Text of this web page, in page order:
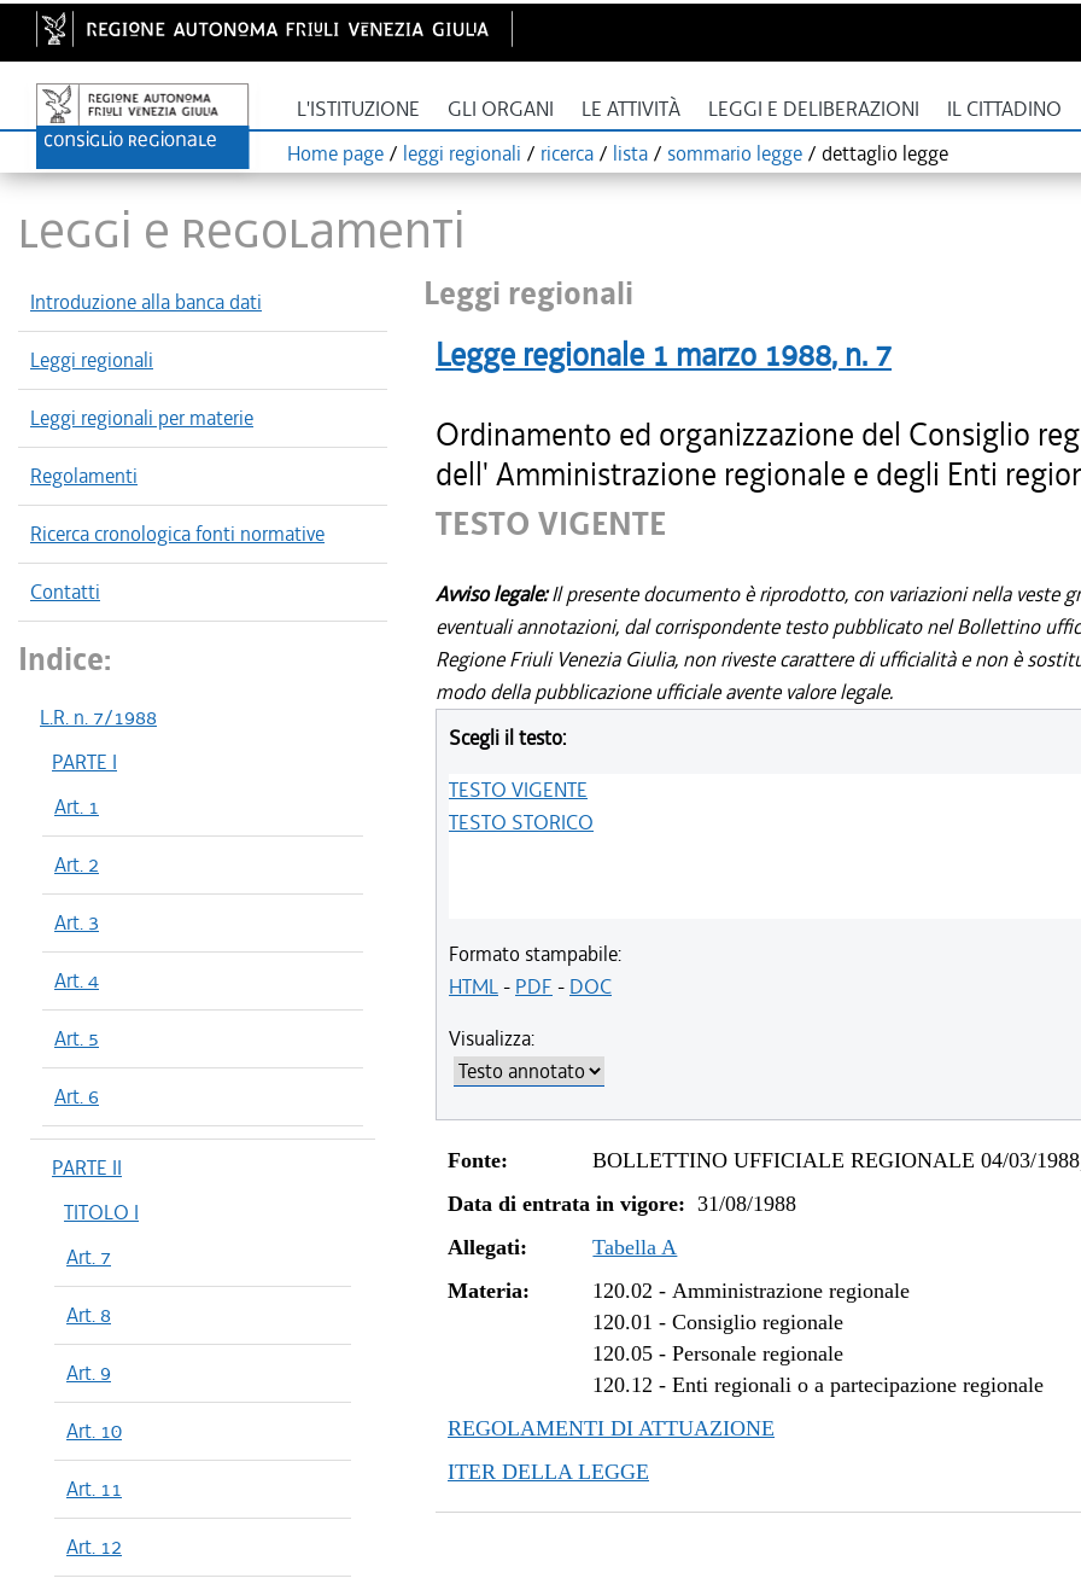
L'ISTITUZIONE GLI ORGANI LE ATTIVITÀ LEGGI E DELIBERAZIONI IL CITTADINO
Home page / leggi regionali / ricerca / lista / sommario legge / dettaglio legge
LEGGI E REGOLAMENTI
Introduzione alla banca dati
Leggi regionali
Leggi regionali per materie
Regolamenti
Ricerca cronologica fonti normative
Contatti
Indice:
L.R. n. 7/1988
PARTE I
Art. 1
Art. 2
Art. 3
Art. 4
Art. 5
Art. 6
PARTE II
TITOLO I
Art. 7
Art. 8
Art. 9
Art. 10
Art. 11
Art. 12
Leggi regionali
Legge regionale 1 marzo 1988, n. 7
Ordinamento ed organizzazione del Consiglio
dell' Amministrazione regionale e degli Enti
TESTO VIGENTE
Avviso legale:Il presente documento è riprodotto, con variazioni nella veste
eventuali annotazioni, dal corrispondente testo pubblicato nel Bollettino
Regione Friuli Venezia Giulia, non riveste carattere di ufficialità e non è
modo della pubblicazione ufficiale avente valore legale.
Scegli il testo:
TESTO VIGENTE
TESTO STORICO
Formato stampabile:
HTML- PDF - DOC
Visualizza:
Fonte:
BOLLETTINO UFFICIALE REGIONALE 04/03/
Data di entrata in vigore: 31/08/1988
Allegati:
Tabella A
Materia:
120.02 -Amministrazione regionale
120.01 -Consiglio regionale
120.05 -Personale regionale
120.12 -Enti regionali o a partecipazione regionale
REGOLAMENTI DI ATTUAZIONE
ITER DELLA LEGGE